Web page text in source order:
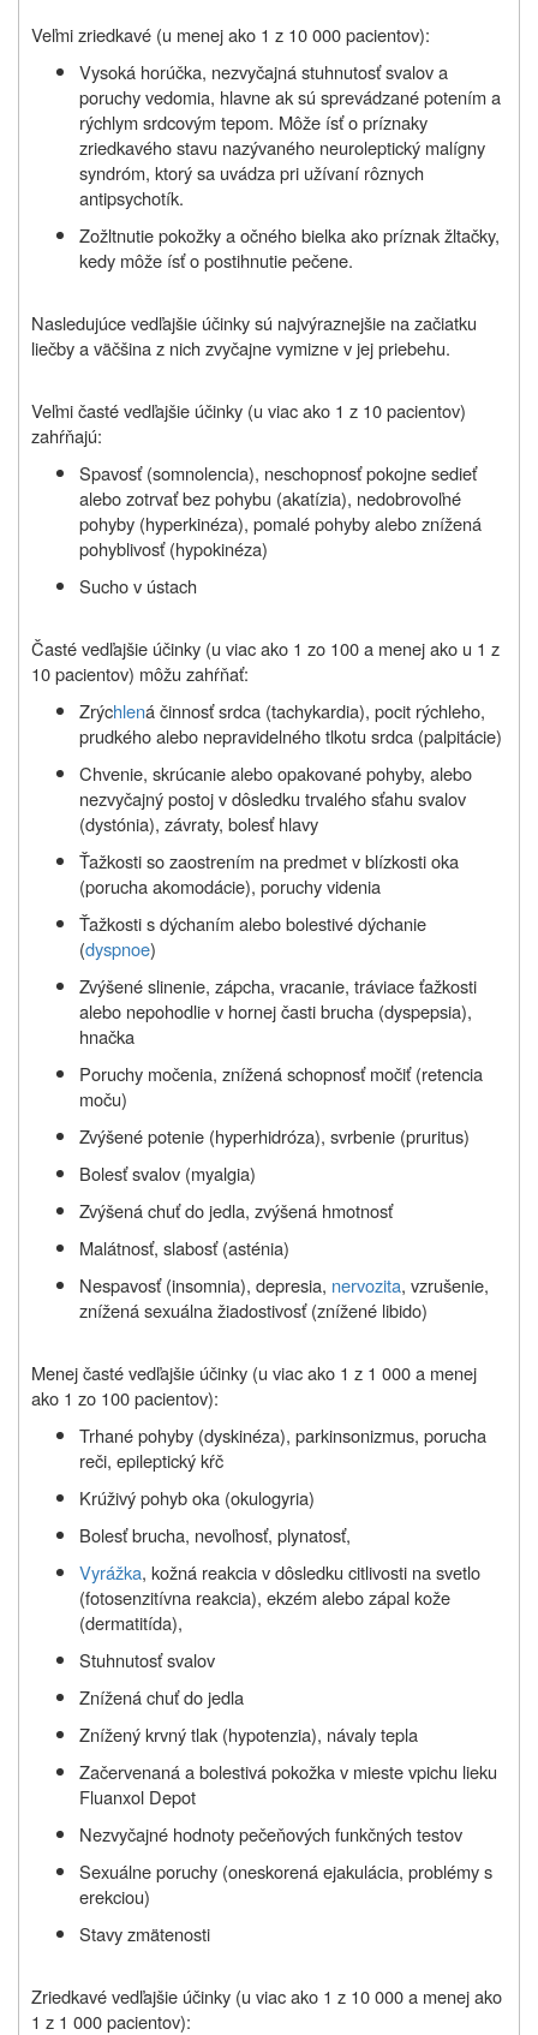
Veľmi zriedkavé (u menej ako 1 z 10 000 pacientov):
Vysoká horúčka, nezvyčajná stuhnutosť svalov a
poruchy vedomia, hlavne ak sú sprevádzané potením a
rýchlym srdcovým tepom. Môže ísť o príznaky
zriedkavého stavu nazývaného neuroleptický malígny
syndróm, ktorý sa uvádza pri užívaní rôznych
antipsychotík.
Zožltnutie pokožky a očného bielka ako príznak žltačky,
kedy môže ísť o postihnutie pečene.
Nasledujúce vedľajšie účinky sú najvýraznejšie na začiatku
liečby a väčšina z nich zvyčajne vymizne v jej priebehu.
Veľmi časté vedľajšie účinky (u viac ako 1 z 10 pacientov)
zahŕňajú:
Spavosť (somnolencia), neschopnosť pokojne sedieť
alebo zotrvať bez pohybu (akatízia), nedobrovoľné
pohyby (hyperkinéza), pomalé pohyby alebo znížená
pohyblivosť (hypokinéza)
Sucho v ústach
Časté vedľajšie účinky (u viac ako 1 zo 100 a menej ako u 1 z
10 pacientov) môžu zahŕňať:
Zrýchlená činnosť srdca (tachykardia), pocit rýchleho,
prudkého alebo nepravidelného tlkotu srdca (palpitácie)
Chvenie, skrúcanie alebo opakované pohyby, alebo
nezvyčajný postoj v dôsledku trvalého sťahu svalov
(dystónia), závraty, bolesť hlavy
Ťažkosti so zaostrením na predmet v blízkosti oka
(porucha akomodácie), poruchy videnia
Ťažkosti s dýchaním alebo bolestivé dýchanie
(dyspnoe)
Zvýšené slinenie, zápcha, vracanie, tráviace ťažkosti
alebo nepohodlie v hornej časti brucha (dyspepsia),
hnačka
Poruchy močenia, znížená schopnosť močiť (retencia
moču)
Zvýšené potenie (hyperhidróza), svrbenie (pruritus)
Bolesť svalov (myalgia)
Zvýšená chuť do jedla, zvýšená hmotnosť
Malátnosť, slabosť (asténia)
Nespavosť (insomnia), depresia, nervozita, vzrušenie,
znížená sexuálna žiadostivosť (znížené libido)
Menej časté vedľajšie účinky (u viac ako 1 z 1 000 a menej
ako 1 zo 100 pacientov):
Trhané pohyby (dyskinéza), parkinsonizmus, porucha
reči, epileptický kŕč
Krúživý pohyb oka (okulogyria)
Bolesť brucha, nevoľnosť, plynatosť,
Vyrážka, kožná reakcia v dôsledku citlivosti na svetlo
(fotosenzitívna reakcia), ekzém alebo zápal kože
(dermatitída),
Stuhnutosť svalov
Znížená chuť do jedla
Znížený krvný tlak (hypotenzia), návaly tepla
Začervenaná a bolestivá pokožka v mieste vpichu lieku
Fluanxol Depot
Nezvyčajné hodnoty pečeňových funkčných testov
Sexuálne poruchy (oneskorená ejakulácia, problémy s
erekciou)
Stavy zmätenosti
Zriedkavévedľajšie účinky (u viac ako 1 z 10 000 a menej ako
1 z 1 000 pacientov):